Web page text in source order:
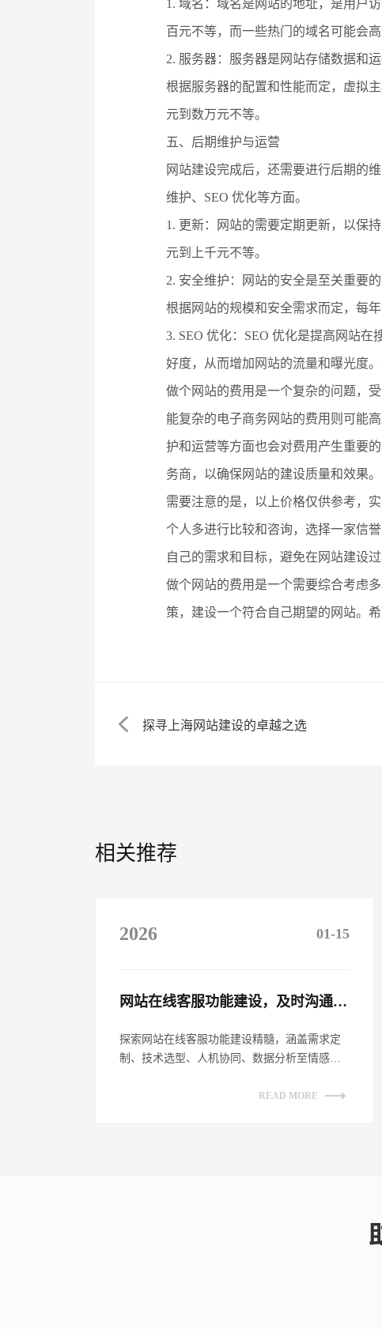
1. 域名：域名是网站的地址，是用户
百元不等，而一些热门的域名可能会高
2. 服务器：服务器是网站存储数据和
根据服务器的配置和性能而定，虚拟
元到数万元不等。
五、后期维护与运营
网站建设完成后，还需要进行后期的
维护、SEO 优化等方面。
1. 更新：网站的需要定期更新，以保
元到上千元不等。
2. 安全维护：网站的安全是至关重要
根据网站的规模和安全需求而定，每
3. SEO 优化：SEO 优化是提高网站
好度，从而增加网站的流量和曝光度
做个网站的费用是一个复杂的问题，
能复杂的电子商务网站的费用则可能
护和运营等方面也会对费用产生重要
务商，以确保网站的建设质量和效果。
需要注意的是，以上价格仅供参考，
个人多进行比较和咨询，选择一家信
自己的需求和目标，避免在网站建设
做个网站的费用是一个需要综合考虑
策，建设一个符合自己期望的网站。
探寻上海网站建设的卓越之选
相关推荐
2026 01-15
网站在线客服功能建设，及时沟通客户​
探索网站在线客服功能建设精髓，涵盖需求定
制、技术选型、人机协同、数据分析至情感链
READ MORE